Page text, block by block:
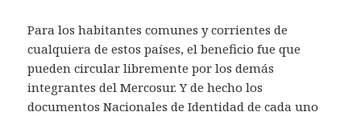
Para los habitantes comunes y corrientes de
cualquiera de estos países, el beneficio fue que
pueden circular libremente por los demás
integrantes del Mercosur. Y de hecho los
documentos Nacionales de Identidad de cada uno